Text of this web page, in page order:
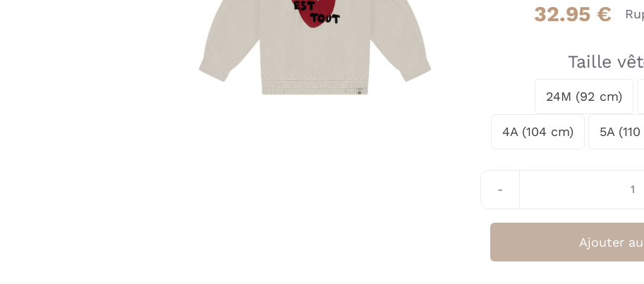
32.95 €
Taille
24M (92 cm)
4A (104 cm) 5A
Ajouter